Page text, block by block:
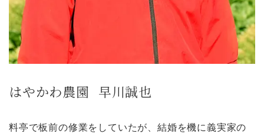
はやかわ農園 早川誠也
料亭で板前の修業をしていたが、結婚を機に義実家の